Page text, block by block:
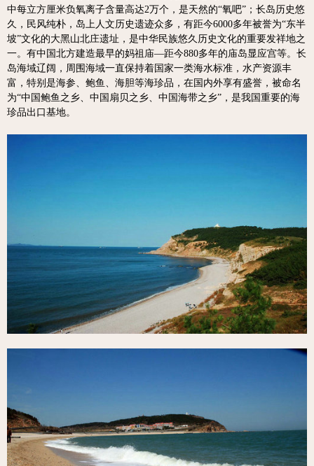
中每立方厘米负氧离子含量高达2万个，是天然的“氧吧”；长岛历史悠
久，民风纯朴，岛上人文历史遗迹众多，有距今6000多年被誉为“东半
坡”文化的大黑山北庄遗址，是中华民族悠久历史文化的重要发祥地之
一。有中国北方建造最早的妈祖庙—距今880多年的庙岛显应宫等。长
岛海域辽阔，周围海域一直保持着国家一类海水标准，水产资源丰
富，特别是海参、鲍鱼、海胆等海珍品，在国内外享有盛誉，被命名
为“中国鲍鱼之乡、中国扇贝之乡、中国海带之乡”，是我国重要的海
珍品出口基地。